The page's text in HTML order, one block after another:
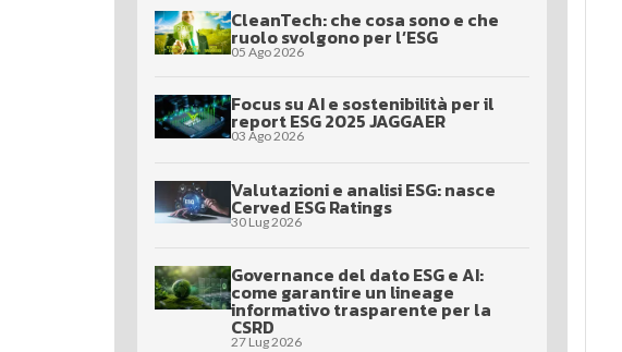
CleanTech: che cosa sono e che
ruolo svolgono per l’ESG
05 Ago 2026
Focus su AI e sostenibilità per il
report ESG 2025 JAGGAER
03 Ago 2026
Valutazioni e analisi ESG: nasce
Cerved ESG Ratings
30 Lug 2026
Governance del dato ESG e AI:
come garantire un lineage
informativo trasparente per la
CSRD
27 Lug 2026